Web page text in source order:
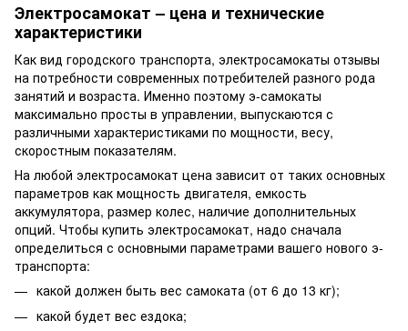
Электросамокат – цена и технические
характеристики
Как вид городского транспорта, электросамокаты отзывы
на потребности современных потребителей разного рода
занятий и возраста. Именно поэтому э-самокаты
максимально просты в управлении, выпускаются с
различными характеристиками по мощности, весу,
скоростным показателям.
На любой электросамокат цена зависит от таких основных
параметров как мощность двигателя, емкость
аккумулятора, размер колес, наличие дополнительных
опций. Чтобы купить электросамокат, надо сначала
определиться с основными параметрами вашего нового э-
транспорта:
какой должен быть вес самоката (от 6 до 13 кг);
какой будет вес ездока;